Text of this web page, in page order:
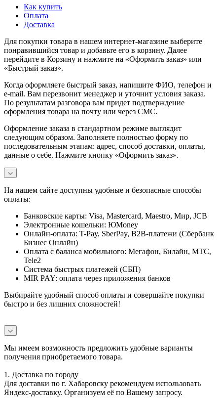
Как купить
Оплата
Доставка
Для покупки товара в нашем интернет-магазине выберите
понравившийся товар и добавьте его в корзину. Далее
перейдите в Корзину и нажмите на «Оформить заказ» или
«Быстрый заказ».
Когда оформляете быстрый заказ, напишите ФИО, телефон и
e-mail. Вам перезвонит менеджер и уточнит условия заказа.
По результатам разговора вам придет подтверждение
оформления товара на почту или через СМС.
Оформление заказа в стандартном режиме выглядит
следующим образом. Заполняете полностью форму по
последовательным этапам: адрес, способ доставки, оплаты,
данные о себе. Нажмите кнопку «Оформить заказ».
На нашем сайте доступны удобные и безопасные способы
оплаты:
Банковские карты: Visa, Mastercard, Maestro, Мир, JCB
Электронные кошельки: ЮMoney
Онлайн-оплата: T-Pay, SberPay, B2B-платежи (Сбербанк
Бизнес Онлайн)
Оплата с баланса мобильного: Мегафон, Билайн, МТС,
Tele2
Система быстрых платежей (СБП)
MIR PAY: оплата через приложения банков
Выбирайте удобный способ оплаты и совершайте покупки
быстро и без лишних сложностей!
Мы имеем возможность предложить удобные варианты
получения приобретаемого товара.
1. Доставка по городу
Для доставки по г. Хабаровску рекомендуем использовать
Яндекс-доставку. Организуем её по Вашему запросу.